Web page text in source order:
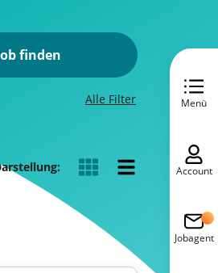
finden
Alle Filter Menü
Account
Jobagent